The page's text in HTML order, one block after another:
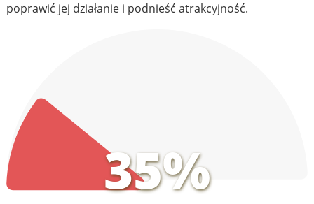
poprawić jej działanie i podnieść atrakcyjność.
35%